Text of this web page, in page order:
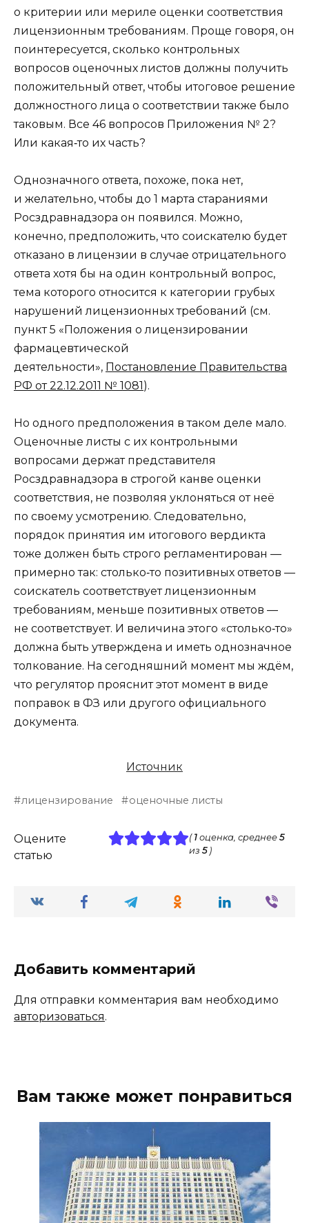
о критерии или мериле оценки соответствия
лицензионным требованиям. Проще говоря, он
поинтересуется, сколько контрольных
вопросов оценочных листов должны получить
положительный ответ, чтобы итоговое решение
должностного лица о соответствии также было
таковым. Все 46 вопросов Приложения № 2?
Или какая‑то их часть?
Однозначного ответа, похоже, пока нет,
и желательно, чтобы до 1 марта стараниями
Росздравнадзора он появился. Можно,
конечно, предположить, что соискателю будет
отказано в лицензии в случае отрицательного
ответа хотя бы на один контрольный вопрос,
тема которого относится к категории грубых
нарушений лицензионных требований (см.
пункт 5 «Положения о лицензировании
фармацевтической
деятельности», Постановление Правительства
РФ от 22.12.2011 № 1081).
Но одного предположения в таком деле мало.
Оценочные листы с их контрольными
вопросами держат представителя
Росздравнадзора в строгой канве оценки
соответствия, не позволяя уклоняться от неё
по своему усмотрению. Следовательно,
порядок принятия им итогового вердикта
тоже должен быть строго регламентирован —
примерно так: столько‑то позитивных ответов —
соискатель соответствует лицензионным
требованиям, меньше позитивных ответов —
не соответствует. И величина этого «столько‑то»
должна быть утверждена и иметь однозначное
толкование. На сегодняшний момент мы ждём,
что регулятор прояснит этот момент в виде
поправок в ФЗ или другого официального
документа.
Источник
лицензирование оценочные листы
Оцените
статью
( 1оценка, среднее 5
из 5)
Добавить комментарий
Для отправки комментария вам необходимо
авторизоваться.
Вам также может понравиться